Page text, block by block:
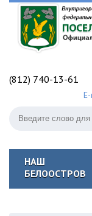
(812) 740-13-61
НАШ
БЕЛООСТРОВ